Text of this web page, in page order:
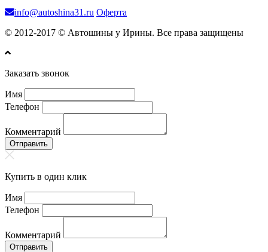
info@autoshina31.ru Оферта
© 2012-2017 © Автошины у Ирины. Все права защищены
Заказать звонок
Имя
Телефон
Комментарий
Отправить
Купить в один клик
Имя
Телефон
Комментарий
Отправить